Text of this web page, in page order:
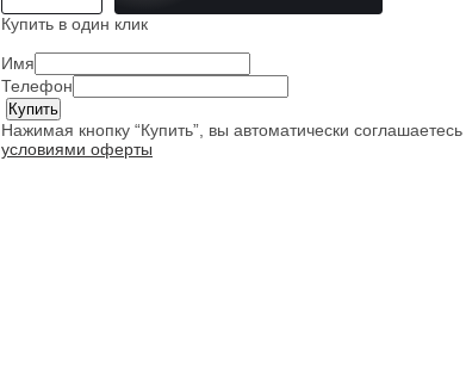
Купить в один клик
Имя
Телефон
Нажимая кнопку “Купить”, вы автоматически соглашаетесь
условиями оферты